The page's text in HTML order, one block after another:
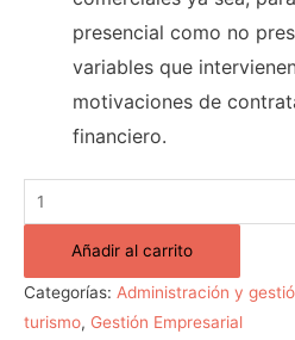
presencial como no
variables que
motivaciones de
financiero.
Añadir al carrito
Categorías: Administración y
turismo, Gestión Empresarial